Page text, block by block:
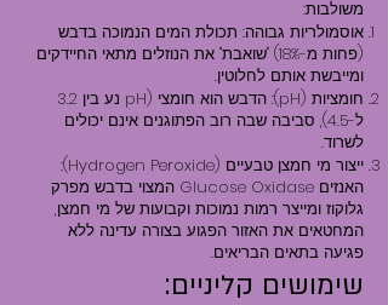
משולבות:
אוסמולריות גבוהה: תכולת המים הנמוכה בדבש
(פחות מ-18%) "שואבת" את הנוזלים מתאי החיידקים
ומייבשת אותם לחלוטין.
חומציות (pH): הדבש הוא חומצי (pH נע בין 3.2
ל-4.5), סביבה שבה רוב הפתוגנים אינם יכולים
לשרוד.
ייצור מי חמצן טבעיים (Hydrogen Peroxide):
האנזים Glucose Oxidase המצוי בדבש מפרק
גלוקוז ומייצר רמות נמוכות וקבועות של מי חמצן,
המחטאים את האזור הפגוע בצורה עדינה ללא
פגיעה בתאים הבריאים.
שימושים קליניים: